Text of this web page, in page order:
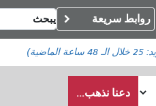
روابط سريعة
25 خلال الـ 48 ساعة الماضية)
دعنا نذهب...